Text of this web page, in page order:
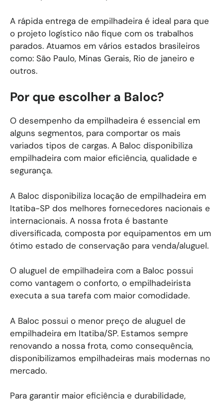
A rápida entrega de empilhadeira é ideal para que
o projeto logístico não fique com os trabalhos
parados. Atuamos em vários estados brasileiros
como: São Paulo, Minas Gerais, Rio de janeiro e
outros.
Por que escolher a Baloc?
O desempenho da empilhadeira é essencial em
alguns segmentos, para comportar os mais
variados tipos de cargas. A Baloc disponibiliza
empilhadeira com maior eficiência, qualidade e
segurança.
A Baloc disponibiliza locação de empilhadeira em
Itatiba-SP dos melhores fornecedores nacionais e
internacionais. A nossa frota é bastante
diversificada, composta por equipamentos em um
ótimo estado de conservação para venda/aluguel.
O aluguel de empilhadeira com a Baloc possui
como vantagem o conforto, o empilhadeirista
executa a sua tarefa com maior comodidade.
A Baloc possui o menor preço de aluguel de
empilhadeira em Itatiba/SP. Estamos sempre
renovando a nossa frota, como consequência,
disponibilizamos empilhadeiras mais modernas no
mercado.
Para garantir maior eficiência e durabilidade,